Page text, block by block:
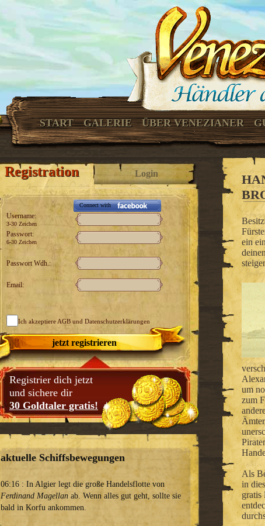
START GALERIE ÜBER VENEZIANER
Registration Login
Connect with
Username:
3-30 Zeichen
Passwort:
6-30 Zeichen
Passwort Wdh.:
Email:
Ich akzeptiere AGB und Datenschutzerklärungen
jetzt registrieren
Registrier dich jetzt
und sichere dir
30 Goldtaler gratis!
aktuelle Schiffsbewegungen
06:16 : In Algier legt die große Handelsflotte von
Ferdinand Magellan ab. Wenn alles gut geht, sollte sie
bald in Korfu ankommen.
ein
um
zum
Als
in
gratis